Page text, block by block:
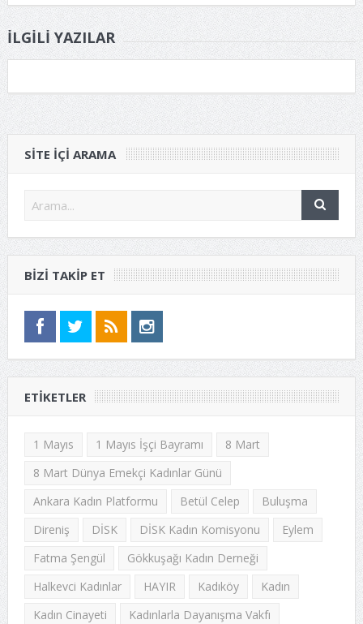
İLGILI YAZILAR
SITE IÇI ARAMA
BIZI TAKIP ET
ETIKETLER
1 Mayıs 1 Mayıs İşçi Bayramı
8 Mart
8 Mart Dünya Emekçi Kadınlar Günü
Ankara Kadın Platformu
Betül Celep
Buluşma
Direniş
DİSK DİSK Kadın Komisyonu
Eylem
Fatma Şengül
Gökkuşağı Kadın Derneği
Halkevci Kadınlar
HAYIR Kadıköy
Kadın
Kadın Cinayeti
Kadınlarla Dayanışma Vakfı